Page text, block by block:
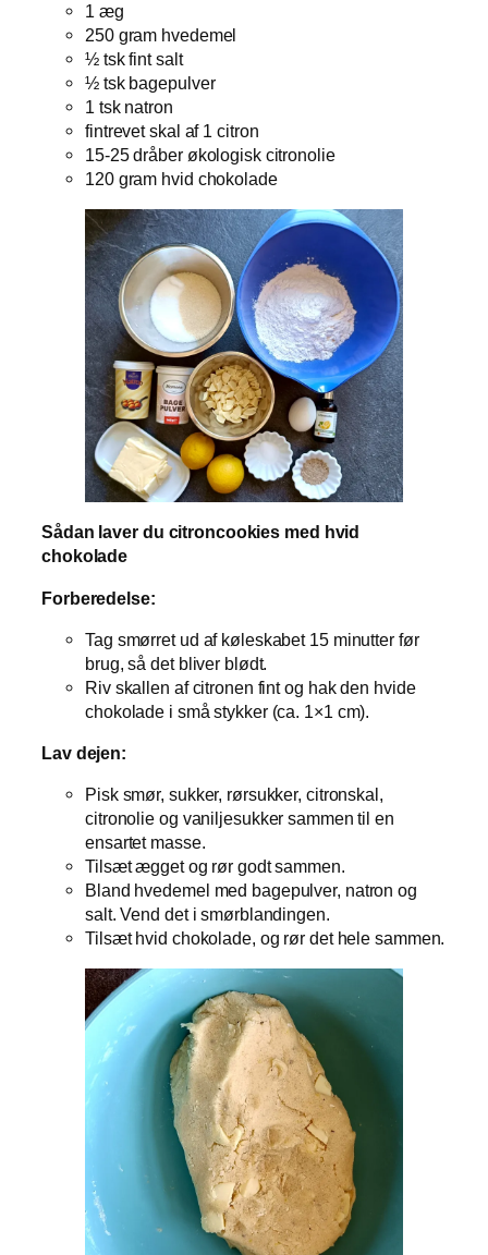
1 æg
250 gram hvedemel
½ tsk fint salt
½ tsk bagepulver
1 tsk natron
fintrevet skal af 1 citron
15-25 dråber økologisk citronolie
120 gram hvid chokolade
Sådan laver du citroncookies med hvid
chokolade
Forberedelse:
Tag smørret ud af køleskabet 15 minutter før
brug, så det bliver blødt.
Riv skallen af citronen fint og hak den hvide
chokolade i små stykker (ca. 1×1 cm).
Lav dejen:
Pisk smør, sukker, rørsukker, citronskal,
citronolie og vaniljesukker sammen til en
ensartet masse.
Tilsæt ægget og rør godt sammen.
Bland hvedemel med bagepulver, natron og
salt. Vend det i smørblandingen.
Tilsæt hvid chokolade, og rør det hele sammen.